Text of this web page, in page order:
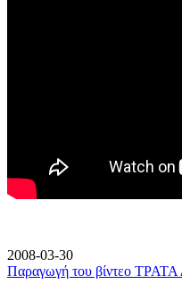
2008-03-30
Παραγωγή του βίντεο